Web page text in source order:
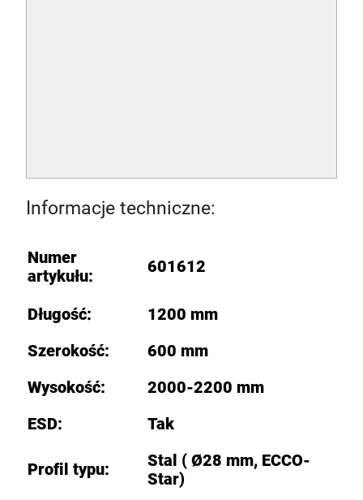
Informacje techniczne:
Numer
artykułu:
601612
Długość:
1200 mm
Szerokość:
600 mm
Wysokość:
2000-2200 mm
ESD:
Tak
Profil typu:
Stal ( Ø28 mm, ECCO-
Star)